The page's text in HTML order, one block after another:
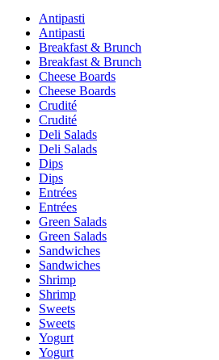
Antipasti
Antipasti
Breakfast & Brunch
Breakfast & Brunch
Cheese Boards
Cheese Boards
Crudité
Crudité
Deli Salads
Deli Salads
Dips
Dips
Entrées
Entrées
Green Salads
Green Salads
Sandwiches
Sandwiches
Shrimp
Shrimp
Sweets
Sweets
Yogurt
Yogurt